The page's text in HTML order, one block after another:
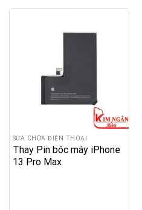
SỬA CHỮA ĐIỆN THOẠI
Thay Pin bóc máy iPhone
13 Pro Max